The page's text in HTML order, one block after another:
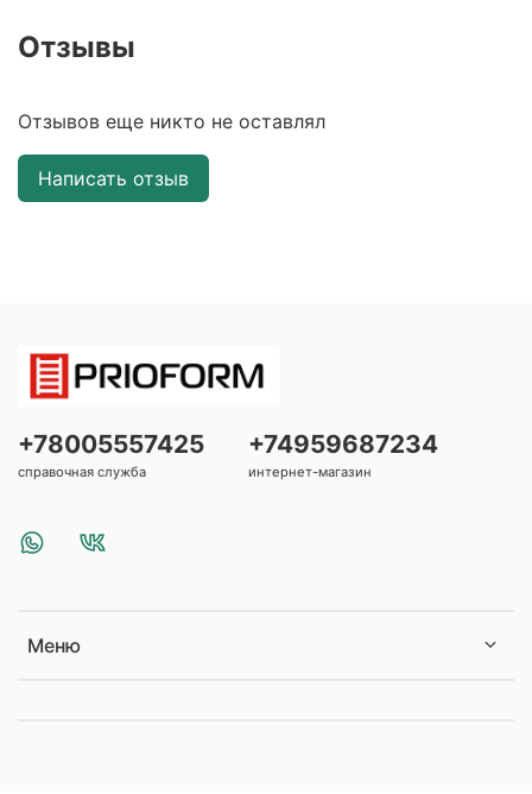
Отзывы
Отзывов еще никто не оставлял
Написать отзыв
Меню
+78005557425
справочная служба
+74959687234
интернет-магазин